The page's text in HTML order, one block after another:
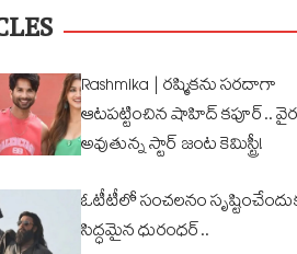
Rashmika | రష్మికను సరదాగా
ఆటపట్టించిన షాహిద్ కపూర్..
అవుతున్న స్టార్ జంట కెమిస్ట్రీ!
ఓటీటీలో సంచ‌ల‌నం
సిద్ధ‌మైన ధురంధ‌ర్..